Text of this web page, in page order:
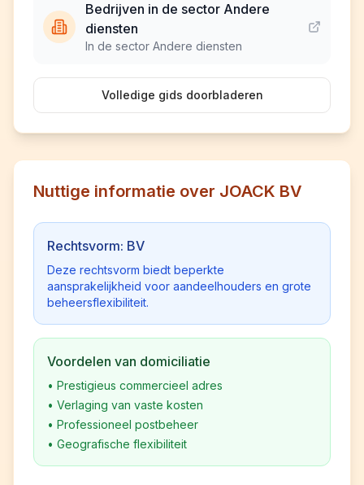
Bedrijven in de sector Andere
diensten
In de sector Andere diensten
Volledige gids doorbladeren
Nuttige informatie over JOACK BV
Rechtsvorm: BV
Deze rechtsvorm biedt beperkte
aansprakelijkheid voor aandeelhouders en grote
beheersflexibiliteit.
Voordelen van domiciliatie
• Prestigieus commercieel adres
• Verlaging van vaste kosten
• Professioneel postbeheer
• Geografische flexibiliteit